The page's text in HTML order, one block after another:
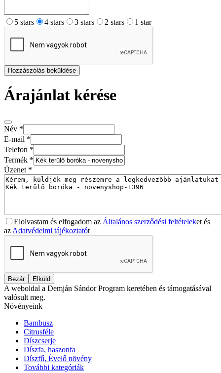
5 stars 4 stars 3 stars 2 stars 1 star
Hozzászólás beküldése
Árajánlat kérése
Név *
E-mail *
Telefon *
Termék *
Üzenet *
Elolvastam és elfogadom az Általános szerződési feltételeket és
az Adatvédelmi tájékoztatót
Bezár Elküld
A weboldal a Demján Sándor Program keretében és támogatásával
valósult meg.
Növényeink
Bambusz
Citrusféle
Díszcserje
Díszfa, haszonfa
Díszfű, Évelő növény
További kategóriák